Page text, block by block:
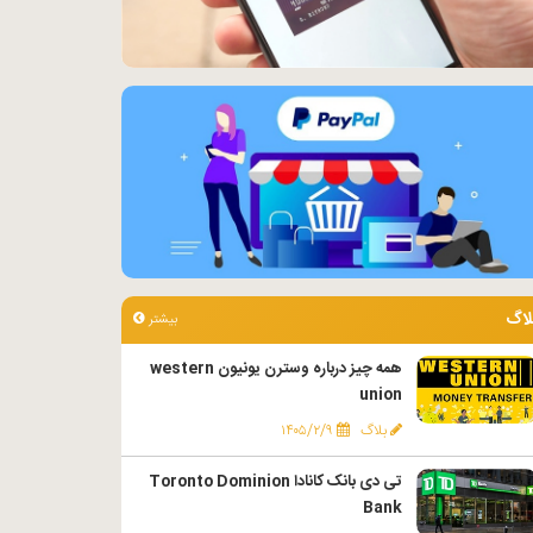
بیشتر
همه چیز درباره وسترن یونیون western
union
بلاگ ۱۴۰۵/۲/۹
تی دی بانک کانادا Toronto Dominion
Bank